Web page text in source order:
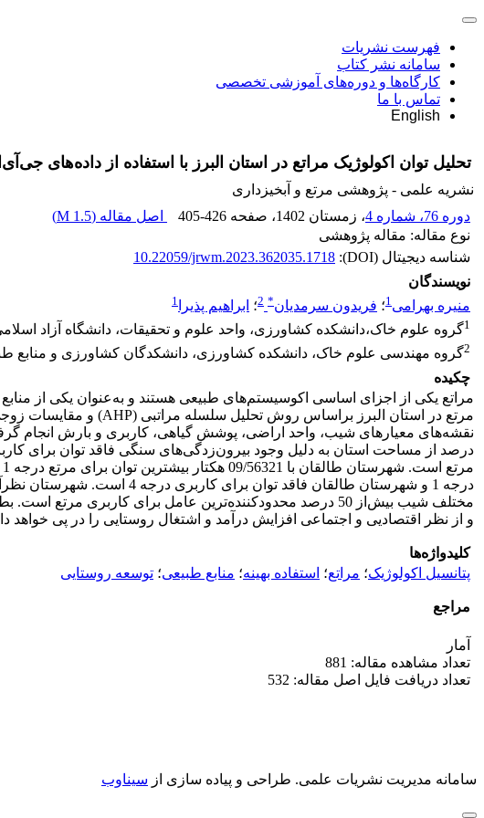
فهرست نشریات
سامانه نشر کتاب
کارگاه‌ها و دوره‌های آموزشی تخصصی
تماس با ما
English
تحلیل توان اکولوژیک مراتع در استان البرز با استفاده از داده‌های
نشریه علمی - پژوهشی مرتع و آبخیزداری
دوره 76، شماره 4
، زمستان 1402 ، صفحه 405-426 اصل مقاله (1.5 M
)
نوع مقاله: مقاله پژوهشی
شناسه دیجیتال (DOI):
10.22059/jrwm.2023.362035.1718
نویسندگان
منیره بهرامی1؛ فریدون سرمدیان*
2؛ ابراهیم پذیرا
1
1گروه علوم خاک،دانشکده کشاورزی، واحد علوم و تحقیقات، دانشگاه آزاد
2گروه مهندسی علوم خاک، دانشکده کشاورزی، دانشکدگان کشاورزی و منابع
چکیده
مراتع یکی از اجزای اساسی اکوسیستم‌های طبیعی هستند و به‌عنوان یکی از
مختلف شیب بیش‌از 50 درصد محدود‌کننده‌ترین عامل برای
و از نظر اقتصادیی و اجتماعی افزایش درآمد و اشتغال روستایی را در پی خواهد
کلیدواژه‌ها
پتانسیل اکولوژیک؛ مراتع؛ استفاده بهینه؛ منابع طبیعی؛ توسعه روستایی
مراجع
آمار
تعداد مشاهده مقاله: 881
تعداد دریافت فایل اصل مقاله: 532
سامانه مدیریت نشریات علمی. طراحی و پیاده سازی از سیناوب